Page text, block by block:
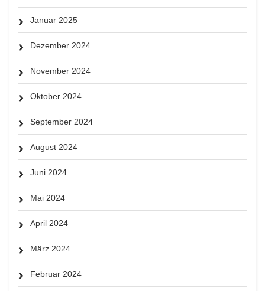
Januar 2025
Dezember 2024
November 2024
Oktober 2024
September 2024
August 2024
Juni 2024
Mai 2024
April 2024
März 2024
Februar 2024